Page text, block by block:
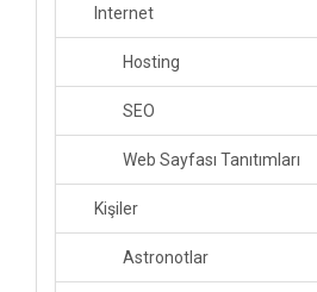
Internet
Hosting
SEO
Web Sayfası Tanıtımları
Kişiler
Astronotlar